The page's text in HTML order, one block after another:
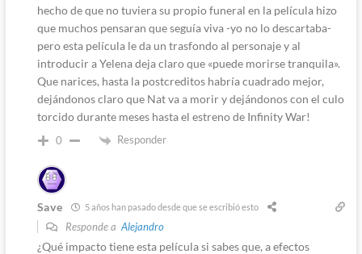
hecho de que no tuviera su propio funeral en la película hizo
que muchos pensaran que seguía viva -yo no lo descartaba-
pero esta película le da un trasfondo al personaje y al
introducir a Yelena deja claro que «puede morirse tranquila».
Que narices, hasta la postcreditos habría cuadrado mejor,
dejándonos claro que Nat va a morir y dejándonos con el culo
torcido durante meses hasta el estreno de Infinity War!
0 Responder
Save 5 años han pasado desde que se escribió esto
Responde a Alejandro
¿Qué impacto tiene esta película si sabes que, a efectos